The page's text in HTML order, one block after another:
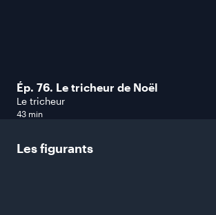
Ép. 76. Le tricheur de Noël
Le tricheur
43 min
Lesfigurants